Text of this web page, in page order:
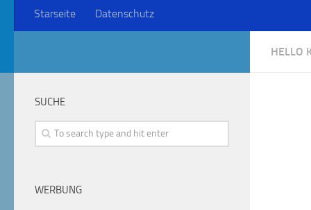
Starseite Datenschutz
HELLO
SUCHE
WERBUNG